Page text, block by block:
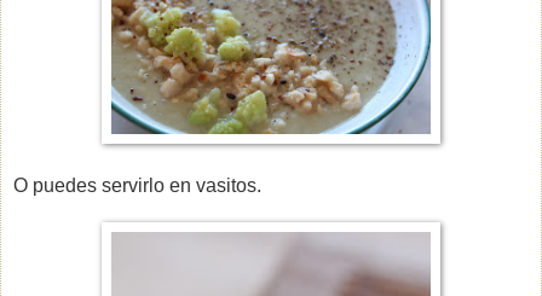
O puedes servirlo en vasitos.